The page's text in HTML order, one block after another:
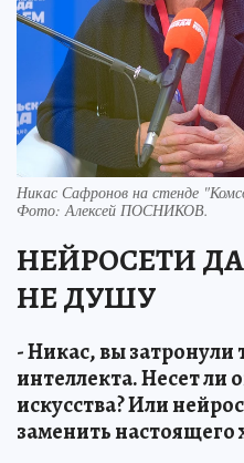
Никас Сафронов на стенде
Фото: Алексей ПОСНИКОВ.
НЕЙРОСЕТИ
НЕ ДУШУ
- Никас, вы затронули
интеллекта. Несет ли
искусства? Или
заменить